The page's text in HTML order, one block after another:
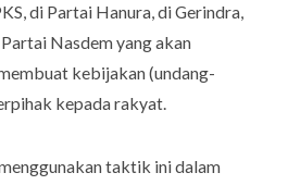
di Partai Hanura, di Gerindra,
Nasdem yang akan
kebijakan (undang-
kepada rakyat.
taktik ini dalam